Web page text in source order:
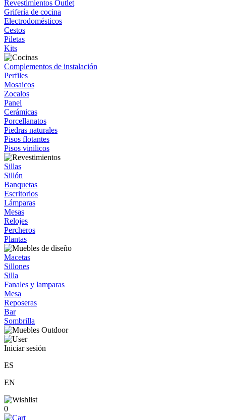
Revestimientos Outlet
Grifería de cocina
Electrodomésticos
Cestos
Piletas
Kits
Complementos de instalación
Perfiles
Mosaicos
Zocalos
Panel
Cerámicas
Porcellanatos
Piedras naturales
Pisos flotantes
Pisos vinilicos
Sillas
Sillón
Banquetas
Escritorios
Lámparas
Mesas
Relojes
Percheros
Plantas
Macetas
Sillones
Silla
Fanales y lamparas
Mesa
Reposeras
Bar
Sombrilla
Iniciar sesión
ES
EN
0